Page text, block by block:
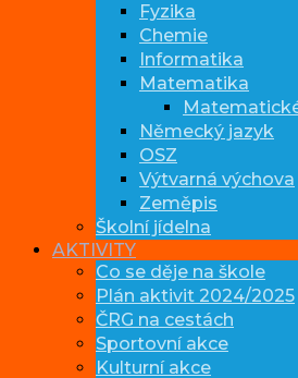
Fyzika
Chemie
Informatika
Matematika
Německý jazyk
OSZ
Výtvarná výchova
Zeměpis
Školní jídelna
AKTIVITY
Co se děje na škole
Plán aktivit 2024/2025
ČRG na cestách
Sportovní akce
Kulturní akce